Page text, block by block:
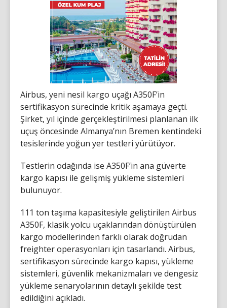
Airbus, yeni nesil kargo uçağı A350F’in
sertifikasyon sürecinde kritik aşamaya geçti.
Şirket, yıl içinde gerçekleştirilmesi planlanan ilk
uçuş öncesinde Almanya’nın Bremen kentindeki
tesislerinde yoğun yer testleri yürütüyor.
Testlerin odağında ise A350F’in ana güverte
kargo kapısı ile gelişmiş yükleme sistemleri
bulunuyor.
111 ton taşıma kapasitesiyle geliştirilen Airbus
A350F, klasik yolcu uçaklarından dönüştürülen
kargo modellerinden farklı olarak doğrudan
freighter operasyonları için tasarlandı. Airbus,
sertifikasyon sürecinde kargo kapısı, yükleme
sistemleri, güvenlik mekanizmaları ve dengesiz
yükleme senaryolarının detaylı şekilde test
edildiğini açıkladı.